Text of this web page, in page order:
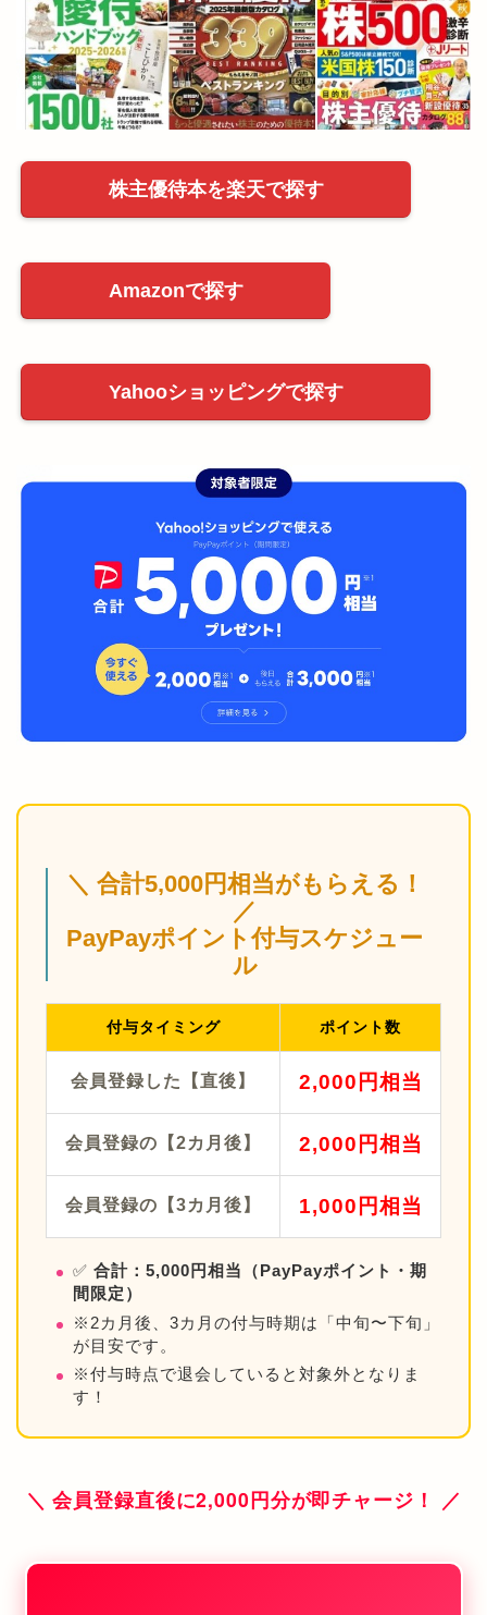
株主優待本を楽天で探す
Amazonで探す
Yahooショッピングで探す
＼ 合計5,000円相当がもらえる！
／
PayPayポイント付与スケジュー
ル
付与タイミング ポイント数
会員登録した【直後】 2,000円相当
会員登録の【2カ月後】 2,000円相当
会員登録の【3カ月後】 1,000円相当
✅ 合計：5,000円相当（PayPayポイント・期
間限定）
※2カ月後、3カ月の付与時期は「中旬〜下旬」
が目安です。
※付与時点で退会していると対象外となりま
す！
＼ 会員登録直後に2,000円分が即チャージ！ ／